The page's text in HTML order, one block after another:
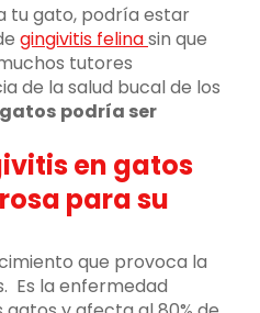
tu gato, podría estar
gingivitis felinasin que
tutores
de la salud bucal de los
podría ser
en gatos
para su
que provoca la
Es la enfermedad